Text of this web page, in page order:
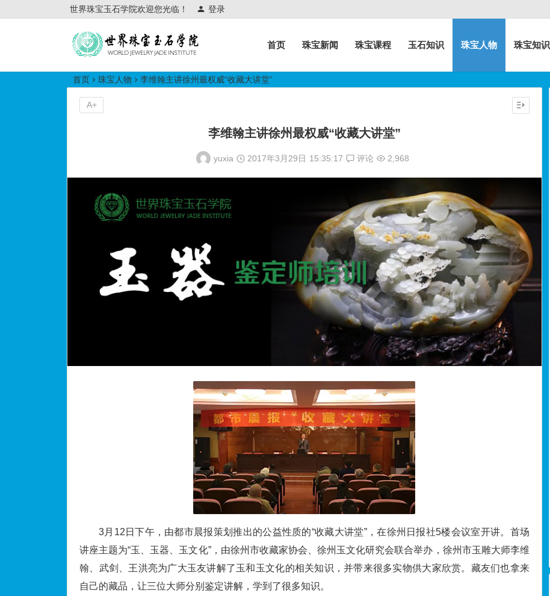
世界珠宝玉石学院欢迎您光临！ 登录
世界珠宝玉石学院培训中心
首页 珠宝新闻 珠宝课程 玉石知识 珠宝人物 珠宝知识
首页 珠宝人物 李维翰主讲徐州最权威“收藏大讲堂”
李维翰主讲徐州最权威“收藏大讲堂”
yuxia 2017年3月29日 15:35:17 评论 2,968
3月12日下午，由都市晨报策划推出的公益性质的“收藏大讲堂”，在徐州日报社5楼会议室开讲。首场
讲座主题为“玉、玉器、玉文化”，由徐州市收藏家协会、徐州玉文化研究会联合举办，徐州市玉雕大师李维
翰、武剑、王洪亮为广大玉友讲解了玉和玉文化的相关知识，并带来很多实物供大家欣赏。藏友们也拿来
自己的藏品，让三位大师分别鉴定讲解，学到了很多知识。
A+